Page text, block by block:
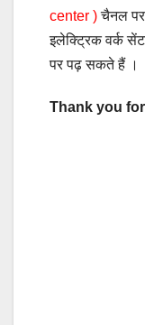
center )चैनल
इलेक्ट्रिक वर्क
पर पढ़ सकते हैं ।
Thank you